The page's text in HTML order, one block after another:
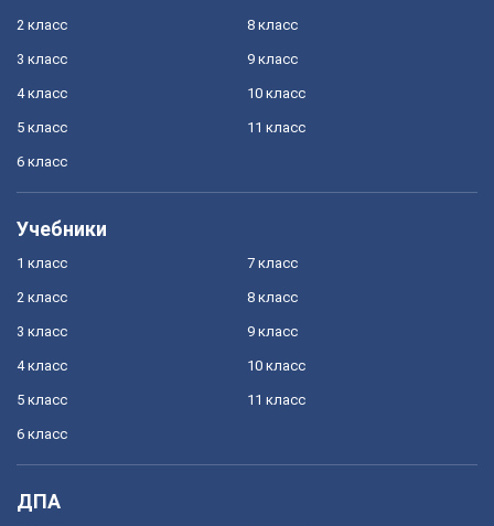
2 класс
3 класс
4 класс
5 класс
6 класс
8 класс
9 класс
10 класс
11 класс
Учебники
1 класс
2 класс
3 класс
4 класс
5 класс
6 класс
7 класс
8 класс
9 класс
10 класс
11 класс
ДПА